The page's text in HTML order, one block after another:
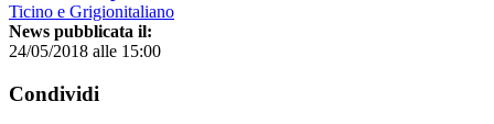
Ticino e Grigionitaliano
News pubblicata il:
24/05/2018 alle 15:00
Condividi